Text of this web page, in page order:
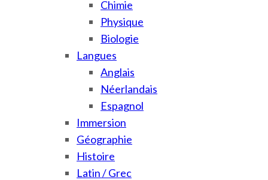
Chimie
Physique
Biologie
Langues
Anglais
Néerlandais
Espagnol
Immersion
Géographie
Histoire
Latin / Grec